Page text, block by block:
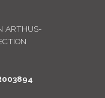
ARTHUS-